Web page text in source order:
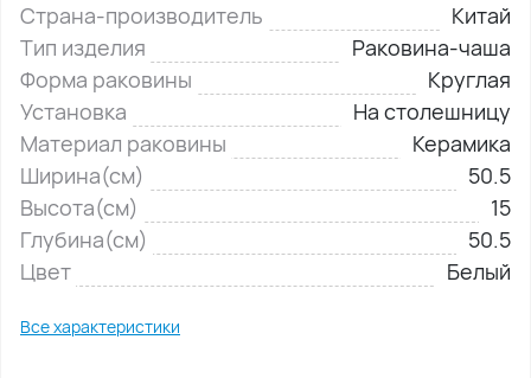
Страна-производитель
Китай
Тип изделия
Раковина-чаша
Форма раковины
Круглая
Установка
На столешницу
Материал раковины
Керамика
Ширина(см)
50.5
Высота(см)
15
Глубина(см)
50.5
Цвет
Белый
Все характеристики